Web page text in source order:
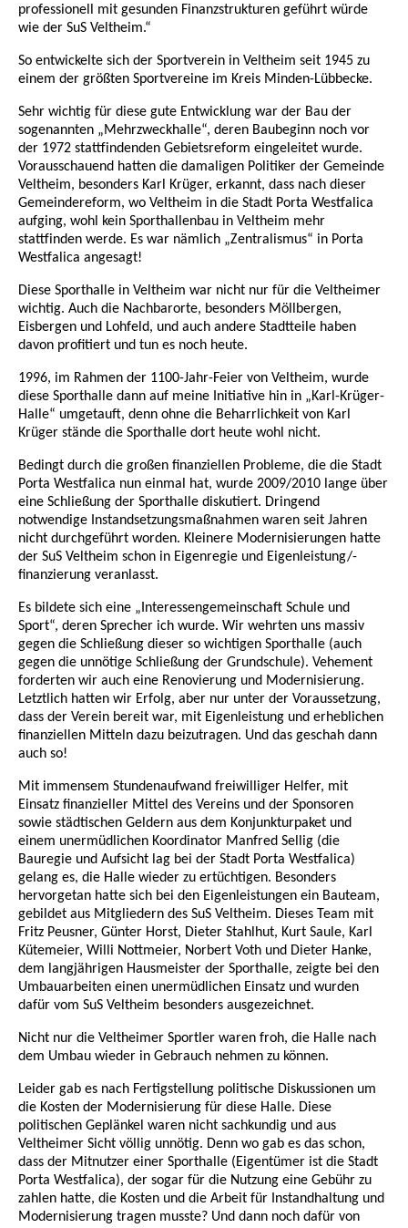
professionell mit gesunden Finanzstrukturen geführt würde
wie der SuS Veltheim.“
So entwickelte sich der Sportverein in Veltheim seit 1945 zu
einem der größten Sportvereine im Kreis Minden-Lübbecke.
Sehr wichtig für diese gute Entwicklung war der Bau der
sogenannten „Mehrzweckhalle“, deren Baubeginn noch vor
der 1972 stattfindenden Gebietsreform eingeleitet wurde.
Vorausschauend hatten die damaligen Politiker der Gemeinde
Veltheim, besonders Karl Krüger, erkannt, dass nach dieser
Gemeindereform, wo Veltheim in die Stadt Porta Westfalica
aufging, wohl kein Sporthallenbau in Veltheim mehr
stattfinden werde. Es war nämlich „Zentralismus“ in Porta
Westfalica angesagt!
Diese Sporthalle in Veltheim war nicht nur für die Veltheimer
wichtig. Auch die Nachbarorte, besonders Möllbergen,
Eisbergen und Lohfeld, und auch andere Stadtteile haben
davon profitiert und tun es noch heute.
1996, im Rahmen der 1100-Jahr-Feier von Veltheim, wurde
diese Sporthalle dann auf meine Initiative hin in „Karl-Krüger-
Halle“ umgetauft, denn ohne die Beharrlichkeit von Karl
Krüger stände die Sporthalle dort heute wohl nicht.
Bedingt durch die großen finanziellen Probleme, die die Stadt
Porta Westfalica nun einmal hat, wurde 2009/2010 lange über
eine Schließung der Sporthalle diskutiert. Dringend
notwendige Instandsetzungsmaßnahmen waren seit Jahren
nicht durchgeführt worden. Kleinere Modernisierungen hatte
der SuS Veltheim schon in Eigenregie und Eigenleistung/-
finanzierung veranlasst.
Es bildete sich eine „Interessengemeinschaft Schule und
Sport“, deren Sprecher ich wurde. Wir wehrten uns massiv
gegen die Schließung dieser so wichtigen Sporthalle (auch
gegen die unnötige Schließung der Grundschule). Vehement
forderten wir auch eine Renovierung und Modernisierung.
Letztlich hatten wir Erfolg, aber nur unter der Voraussetzung,
dass der Verein bereit war, mit Eigenleistung und erheblichen
finanziellen Mitteln dazu beizutragen. Und das geschah dann
auch so!
Mit immensem Stundenaufwand freiwilliger Helfer, mit
Einsatz finanzieller Mittel des Vereins und der Sponsoren
sowie städtischen Geldern aus dem Konjunkturpaket und
einem unermüdlichen Koordinator Manfred Sellig (die
Bauregie und Aufsicht lag bei der Stadt Porta Westfalica)
gelang es, die Halle wieder zu ertüchtigen. Besonders
hervorgetan hatte sich bei den Eigenleistungen ein Bauteam,
gebildet aus Mitgliedern des SuS Veltheim. Dieses Team mit
Fritz Peusner, Günter Horst, Dieter Stahlhut, Kurt Saule, Karl
Kütemeier, Willi Nottmeier, Norbert Voth und Dieter Hanke,
dem langjährigen Hausmeister der Sporthalle, zeigte bei den
Umbauarbeiten einen unermüdlichen Einsatz und wurden
dafür vom SuS Veltheim besonders ausgezeichnet.
Nicht nur die Veltheimer Sportler waren froh, die Halle nach
dem Umbau wieder in Gebrauch nehmen zu können.
Leider gab es nach Fertigstellung politische Diskussionen um
die Kosten der Modernisierung für diese Halle. Diese
politischen Geplänkel waren nicht sachkundig und aus
Veltheimer Sicht völlig unnötig. Denn wo gab es das schon,
dass der Mitnutzer einer Sporthalle (Eigentümer ist die Stadt
Porta Westfalica), der sogar für die Nutzung eine Gebühr zu
zahlen hatte, die Kosten und die Arbeit für Instandhaltung und
Modernisierung tragen musste? Und dann noch dafür von